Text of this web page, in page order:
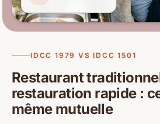
IDCC 1979 VS IDCC 1501
Restaurant
restauration rapide :
même mutuelle